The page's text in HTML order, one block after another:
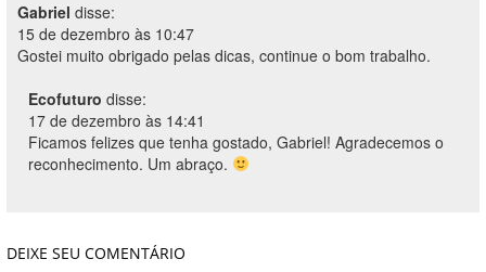
Gabriel disse:
15 de dezembro às 10:47
Gostei muito obrigado pelas dicas, continue o bom trabalho.
Ecofuturo disse:
17 de dezembro às 14:41
Ficamos felizes que tenha gostado, Gabriel! Agradecemos o
reconhecimento. Um abraço.
DEIXE SEU COMENTÁRIO